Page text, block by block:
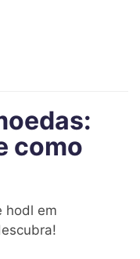
como
hodl em